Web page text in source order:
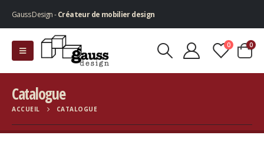
Gauss Design -Créateur de mobilier design
0 0
Catalogue
ACCUEIL CATALOGUE